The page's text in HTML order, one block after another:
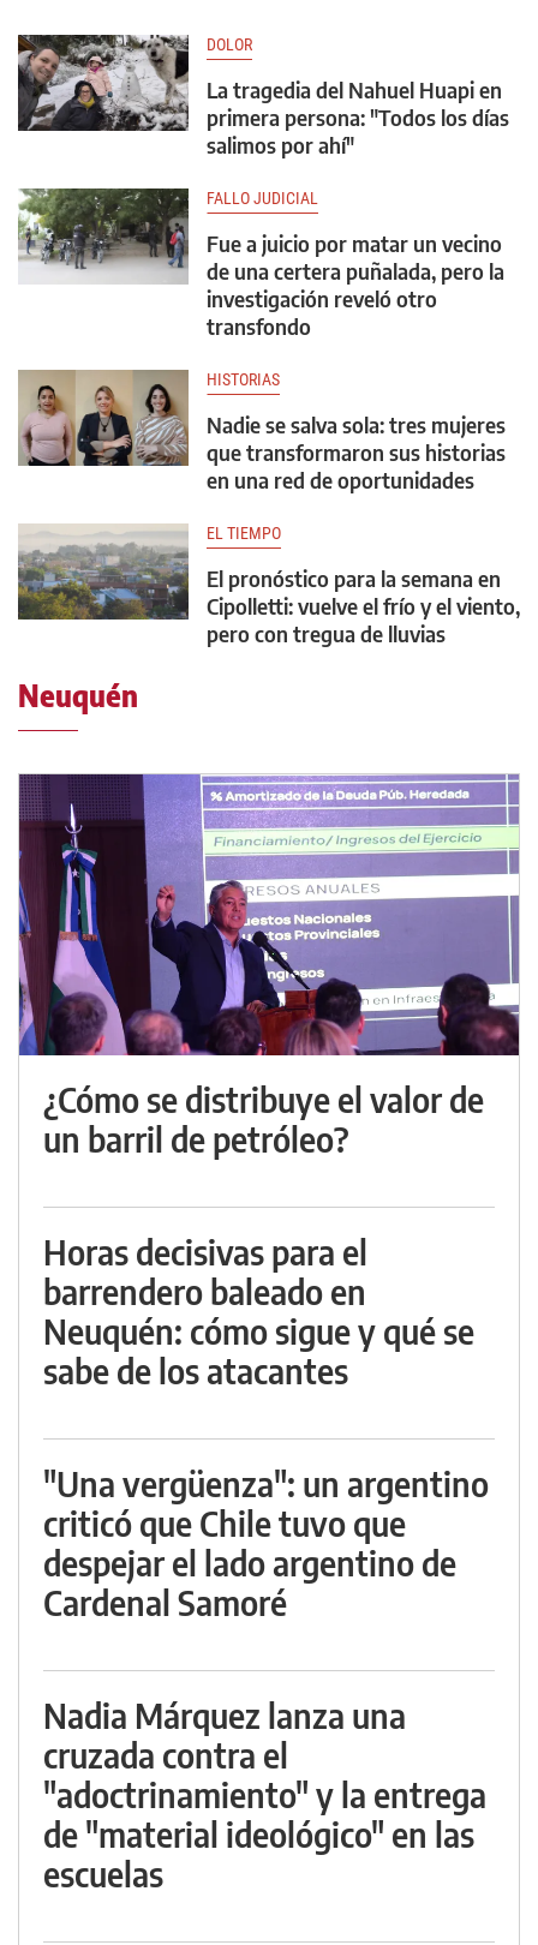
DOLOR
La tragedia del Nahuel Huapi en
primera persona: "Todos los días
salimos por ahí"
FALLO JUDICIAL
Fue a juicio por matar un vecino
de una certera puñalada, pero la
investigación reveló otro
transfondo
HISTORIAS
Nadie se salva sola: tres mujeres
que transformaron sus historias
en una red de oportunidades
EL TIEMPO
El pronóstico para la semana en
Cipolletti: vuelve el frío y el viento,
pero con tregua de lluvias
Neuquén
¿Cómo se distribuye el valor de
un barril de petróleo?
Horas decisivas para el
barrendero baleado en
Neuquén: cómo sigue y qué se
sabe de los atacantes
"Una vergüenza": un argentino
criticó que Chile tuvo que
despejar el lado argentino de
Cardenal Samoré
Nadia Márquez lanza una
cruzada contra el
"adoctrinamiento" y la entrega
de "material ideológico" en las
escuelas